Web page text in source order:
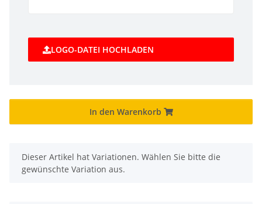
LOGO-DATEI HOCHLADEN
In den Warenkorb
x
Dieser Artikel hat Variationen. Wählen Sie bitte die
gewünschte Variation aus.